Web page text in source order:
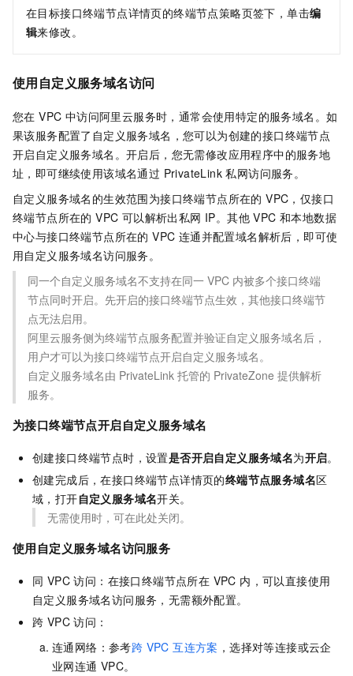
在目标接口终端节点详情页的终端节点策略页签下，单击编
辑来修改。
使用自定义服务域名访问
您在 VPC 中访问阿里云服务时，通常会使用特定的服务域名。如
果该服务配置了自定义服务域名，您可以为创建的接口终端节点
开启自定义服务域名。开启后，您无需修改应用程序中的服务地
址，即可继续使用该域名通过 PrivateLink 私网访问服务。
自定义服务域名的生效范围为接口终端节点所在的 VPC，仅接口
终端节点所在的 VPC 可以解析出私网 IP。其他 VPC 和本地数据
中心与接口终端节点所在的 VPC 连通并配置域名解析后，即可使
用自定义服务域名访问服务。
同一个自定义服务域名不支持在同一 VPC 内被多个接口终端
节点同时开启。先开启的接口终端节点生效，其他接口终端节
点无法启用。
阿里云服务侧为终端节点服务配置并验证自定义服务域名后，
用户才可以为接口终端节点开启自定义服务域名。
自定义服务域名由 PrivateLink 托管的 PrivateZone 提供解析
服务。
为接口终端节点开启自定义服务域名
创建接口终端节点时，设置是否开启自定义服务域名为开启。
创建完成后，在接口终端节点详情页的终端节点服务域名区
域，打开自定义服务域名开关。
无需使用时，可在此处关闭。
使用自定义服务域名访问服务
同 VPC 访问：在接口终端节点所在 VPC 内，可以直接使用
自定义服务域名访问服务，无需额外配置。
跨 VPC 访问：
连通网络：参考跨 VPC 互连方案 ，选择对等连接或云企
业网连通 VPC。